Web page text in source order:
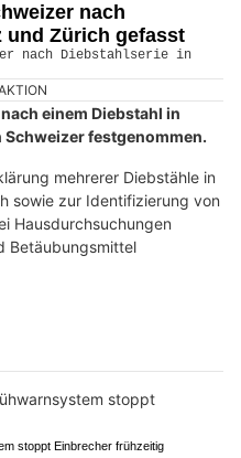
nach
und Zürich gefasst
einem Diebstahl in
festgenommen.
mehrerer Diebstähle in
sowie zur Identifizierung von
Hausdurchsuchungen
Betäubungsmittel
stoppt Einbrecher frühzeitig